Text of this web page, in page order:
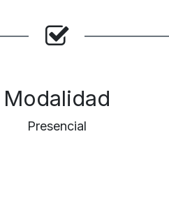
Modalidad
Presencial